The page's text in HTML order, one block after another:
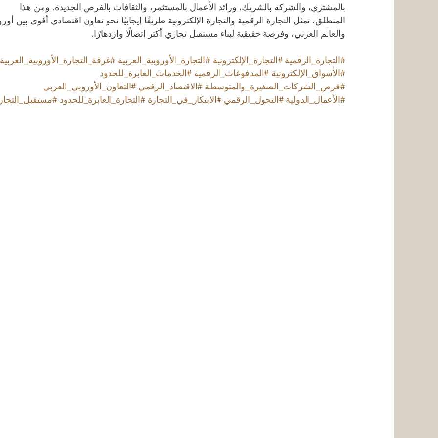
بالمشتري، والشركة بالشريك، ورائد الأعمال بالمستثمر، والثقافات بالفرص الجديدة. ومن هذا
المنطلق، تمثل التجارة الرقمية والتجارة الإلكترونية طريقًا إيجابيًا نحو تعاون اقتصادي أقوى بين
والعالم العربي، وفرصة حقيقية لبناء مستقبل تجاري أكثر اتصالًا وازدهارًا.
#التجارة_الرقمية #التجارة_الإلكترونية #التجارة_الأوروبية_العربية #غرفة_التجارة_الأوروبية_العربية
#الأسواق_الإلكترونية #المدفوعات_الرقمية #الخدمات_العابرة_للحدود
#فرص_الشركات_الصغيرة_والمتوسطة #الاقتصاد_الرقمي #التعاون_الأوروبي_العربي
#الأعمال_الدولية #التحول_الرقمي #الابتكار_في_التجارة #التجارة_العابرة_للحدود